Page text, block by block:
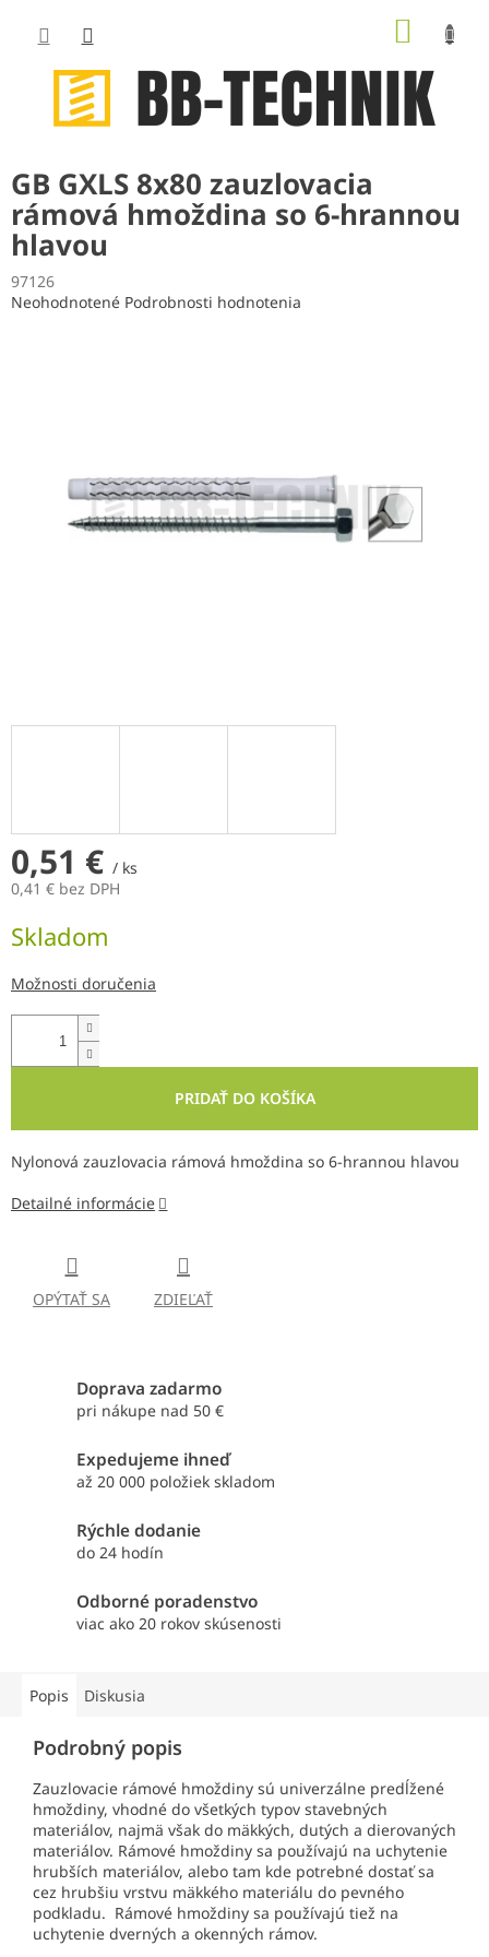
obsah
GB GXLS 8x80 zauzlovacia
rámová hmoždina so 6-hrannou
hlavou
97126
Priemerné
Neohodnotené Podrobnosti hodnotenia
0,51 € / ks
0,41 € bez DPH
cena:
Skladom
Možnosti doručenia
PRIDAŤ DO KOŠÍKA
Nylonová zauzlovacia rámová hmoždina so 6-hrannou hlavou
Detailné informácie
OPÝTAŤ SA ZDIEĽAŤ
Doprava zadarmo
pri nákupe nad 50 €
Expedujeme ihneď
až 20 000 položiek skladom
Rýchle dodanie
do 24 hodín
Odborné poradenstvo
viac ako 20 rokov skúsenosti
Popis Diskusia
Podrobný popis
Zauzlovacie rámové hmoždiny sú univerzálne predĺžené
hmoždiny, vhodné do všetkých typov stavebných
materiálov, najmä však do mäkkých, dutých a dierovaných
materiálov. Rámové hmoždiny sa používajú na uchytenie
hrubších materiálov, alebo tam kde potrebné dostať sa
cez hrubšiu vrstvu mäkkého materiálu do pevného
podkladu. Rámové hmoždiny sa používajú tiež na
uchytenie dverných a okenných rámov.